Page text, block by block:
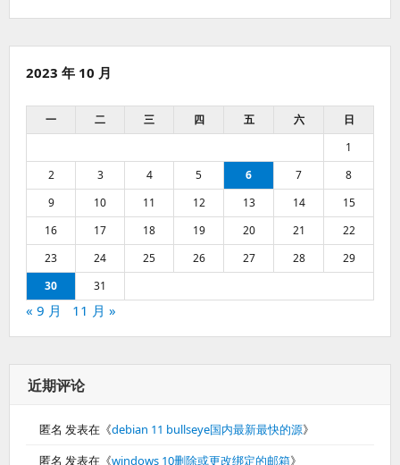
2023 年 10 月
一 二 三 四 五 六
日
1
2
3 4 5 6 7
8
9
10 11 12 13 14
15
16
17 18 19 20 21
22
23
24 25 26 27 28
29
30
31
« 9 月 11 月 »
近期评论
匿名 发表在《debian 11 bullseye国内最新最快的源》
匿名 发表在《windows 10删除或更改绑定的邮箱》